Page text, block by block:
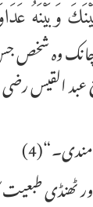
وَبَيْنَهُ
تو اچانک
القیس رضی